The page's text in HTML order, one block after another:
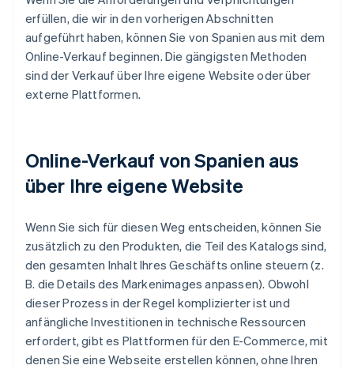
erfüllen, die wir in den vorherigen Abschnitten
aufgeführt haben, können Sie von Spanien aus mit dem
Online-Verkauf beginnen. Die gängigsten Methoden
sind der Verkauf über Ihre eigene Website oder über
externe Plattformen.
Online-Verkauf von Spanien aus
über Ihre eigene Website
Wenn Sie sich für diesen Weg entscheiden, können Sie
zusätzlich zu den Produkten, die Teil des Katalogs sind,
den gesamten Inhalt Ihres Geschäfts online steuern (z.
B. die Details des Markenimages anpassen). Obwohl
dieser Prozess in der Regel komplizierter ist und
anfängliche Investitionen in technische Ressourcen
erfordert, gibt es Plattformen für den E-Commerce, mit
denen Sie eine Webseite erstellen können, ohne Ihren